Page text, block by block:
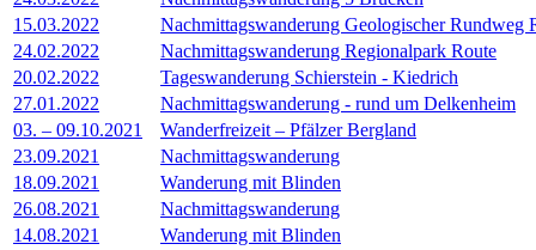
15.03.2022
Nachmittagswanderung Geologischer Rundweg
24.02.2022
Nachmittagswanderung Regionalpark Route
20.02.2022
Tageswanderung Schierstein - Kiedrich
27.01.2022
Nachmittagswanderung - rund um Delkenheim
03. – 09.10.2021
Wanderfreizeit – Pfälzer Bergland
23.09.2021
Nachmittagswanderung
18.09.2021
Wanderung mit Blinden
26.08.2021
Nachmittagswanderung
14.08.2021
Wanderung mit Blinden